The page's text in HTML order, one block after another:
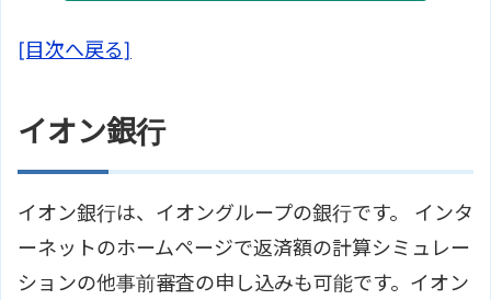
[目次へ戻る]
イオン銀行
イオン銀行は、イオングループの銀行です。 インタ
ーネットのホームページで返済額の計算シミュレー
ションの他事前審査の申し込みも可能です。イオン